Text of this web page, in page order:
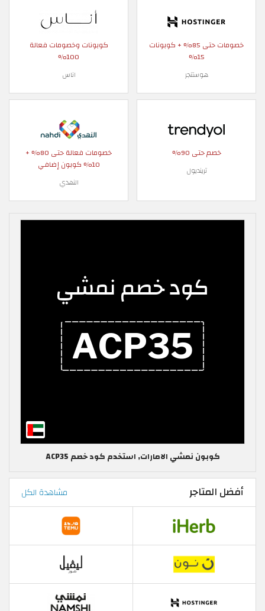
خصومات حتى 85% + كوبونات
15%
هوستنجر
كوبونات وخصومات فعالة
100%
اناس
خصم حتى 90%
ترينديول
خصومات فعالة حتى 80% +
10% كوبون إضافي
النهدي
كوبون نمشي الامارات, استخدم كود خصم ACP35
أفضل المتاجر مشاهدة الكل